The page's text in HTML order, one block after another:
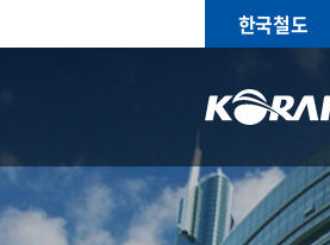
한국철도
CEO